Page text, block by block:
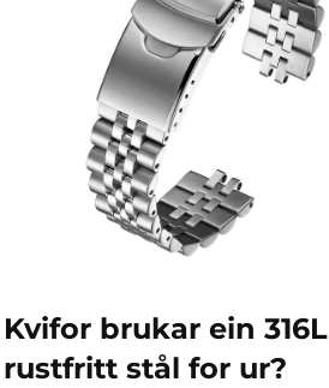
Kvifor brukar ein 316L
rustfritt stål for ur?